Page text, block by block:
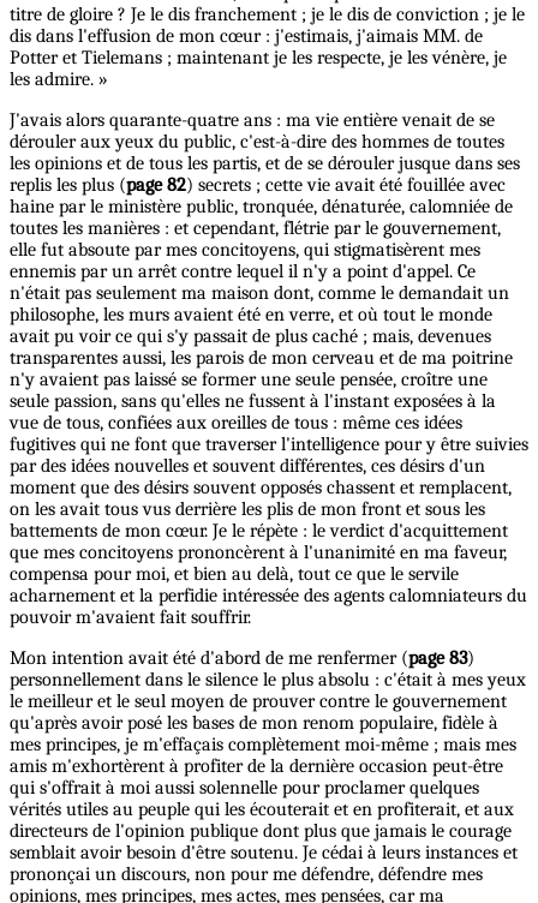
titre de gloire ? Je le dis franchement ; je le dis de conviction ; je le
dis dans l'effusion de mon cœur : j'estimais, j'aimais MM. de
Potter et Tielemans ; maintenant je les respecte, je les vénère, je
les admire. »
J'avais alors quarante-quatre ans : ma vie entière venait de se
dérouler aux yeux du public, c'est-à-dire des hommes de toutes
les opinions et de tous les partis, et de se dérouler jusque dans ses
replis les plus (page 82) secrets ; cette vie avait été fouillée avec
haine par le ministère public, tronquée, dénaturée, calomniée de
toutes les manières : et cependant, flétrie par le gouvernement,
elle fut absoute par mes concitoyens, qui stigmatisèrent mes
ennemis par un arrêt contre lequel il n'y a point d'appel. Ce
n'était pas seulement ma maison dont, comme le demandait un
philosophe, les murs avaient été en verre, et où tout le monde
avait pu voir ce qui s'y passait de plus caché ; mais, devenues
transparentes aussi, les parois de mon cerveau et de ma poitrine
n'y avaient pas laissé se former une seule pensée, croître une
seule passion, sans qu'elles ne fussent à l'instant exposées à la
vue de tous, confiées aux oreilles de tous : même ces idées
fugitives qui ne font que traverser l'intelligence pour y être suivies
par des idées nouvelles et souvent différentes, ces désirs d'un
moment que des désirs souvent opposés chassent et remplacent,
on les avait tous vus derrière les plis de mon front et sous les
battements de mon cœur. Je le répète : le verdict d'acquittement
que mes concitoyens prononcèrent à l'unanimité en ma faveur,
compensa pour moi, et bien au delà, tout ce que le servile
acharnement et la perfidie intéressée des agents calomniateurs du
pouvoir m'avaient fait souffrir.
Mon intention avait été d'abord de me renfermer (page 83)
personnellement dans le silence le plus absolu : c'était à mes yeux
le meilleur et le seul moyen de prouver contre le gouvernement
qu'après avoir posé les bases de mon renom populaire, fidèle à
mes principes, je m'effaçais complètement moi-même ; mais mes
amis m'exhortèrent à profiter de la dernière occasion peut-être
qui s'offrait à moi aussi solennelle pour proclamer quelques
vérités utiles au peuple qui les écouterait et en profiterait, et aux
directeurs de l'opinion publique dont plus que jamais le courage
semblait avoir besoin d'être soutenu. Je cédai à leurs instances et
prononçai un discours, non pour me défendre, défendre mes
opinions, mes principes, mes actes, mes pensées, car ma